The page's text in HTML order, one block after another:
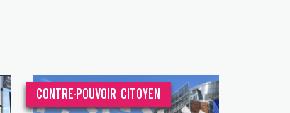
CONTRE-POUVOIR CITOYEN